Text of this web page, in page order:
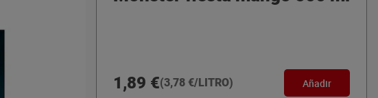
1,89 €(3,78 €/LITRO) Añadir